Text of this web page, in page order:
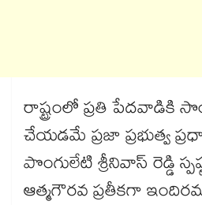
రాష్ట్రంలో ప్రతి పేదవాడికి
చేయడమే ప్రజా ప్రభుత్వ
పొంగులేటి శ్రీనివాస్ రెడ్డి
ఆత్మగౌరవ ప్రతీకగా ఇందిరమ్మ